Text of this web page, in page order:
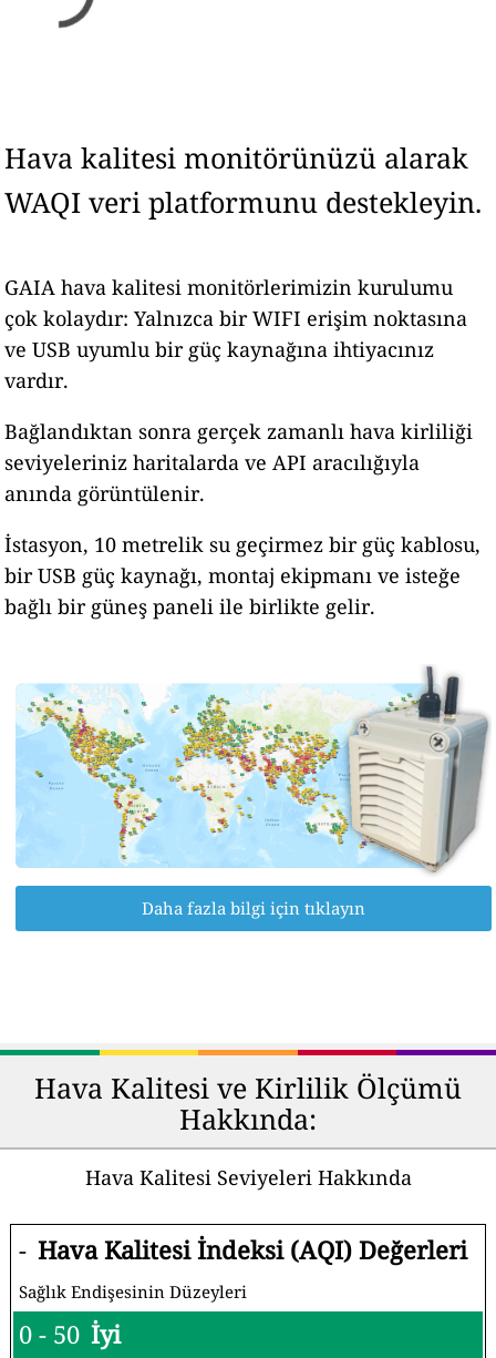
Hava kalitesi monitörünüzü alarak
WAQI veri platformunu destekleyin.
GAIA hava kalitesi monitörlerimizin kurulumu
çok kolaydır: Yalnızca bir WIFI erişim noktasına
ve USB uyumlu bir güç kaynağına ihtiyacınız
vardır.
Bağlandıktan sonra gerçek zamanlı hava kirliliği
seviyeleriniz haritalarda ve API aracılığıyla
anında görüntülenir.
İstasyon, 10 metrelik su geçirmez bir güç kablosu,
bir USB güç kaynağı, montaj ekipmanı ve isteğe
bağlı bir güneş paneli ile birlikte gelir.
Daha fazla bilgi için tıklayın
Hava Kalitesi ve Kirlilik Ölçümü
Hakkında:
Hava Kalitesi Seviyeleri Hakkında
- Hava Kalitesi İndeksi (AQI) Değerleri
Sağlık Endişesinin Düzeyleri
0 - 50 İyi